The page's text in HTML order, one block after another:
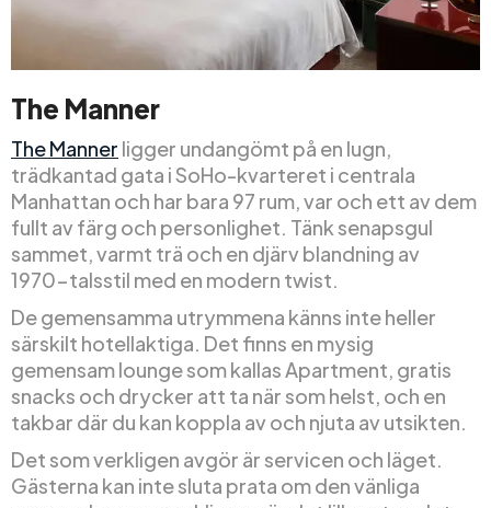
The Manner
The Manner ligger undangömt på en lugn,
trädkantad gata i SoHo-kvarteret i centrala
Manhattan och har bara 97 rum, var och ett av dem
fullt av färg och personlighet. Tänk senapsgul
sammet, varmt trä och en djärv blandning av
1970-talsstil med en modern twist.
De gemensamma utrymmena känns inte heller
särskilt hotellaktiga. Det finns en mysig
gemensam lounge som kallas Apartment, gratis
snacks och drycker att ta när som helst, och en
takbar där du kan koppla av och njuta av utsikten.
Det som verkligen avgör är servicen och läget.
Gästerna kan inte sluta prata om den vänliga